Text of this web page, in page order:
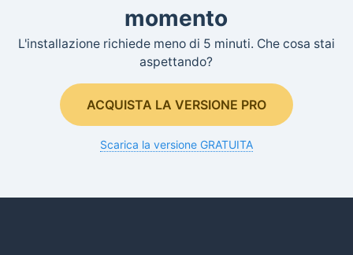
momento
L'installazione richiede meno di 5 minuti. Che cosa stai
aspettando?
ACQUISTA LA VERSIONE PRO
Scarica la versione GRATUITA